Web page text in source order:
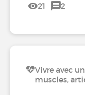
21 2
Vivre avec
muscles,